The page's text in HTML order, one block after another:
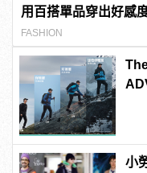
用百搭單品穿出好感
FASHION
小